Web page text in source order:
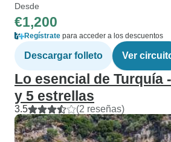
Desde
€1,200
Regístrate para acceder a los descuentos
Descargar folleto Ver
Lo esencial de Turquía
y 5 estrellas
3.5 (2 reseñas)